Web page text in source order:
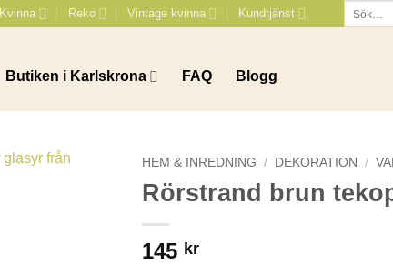
Kvinna Reko Vintage kvinna Kundtjänst
Butiken i Karlskrona FAQ Blogg
HEM & INREDNING / DEKORATION /
Rörstrand brun
145 kr